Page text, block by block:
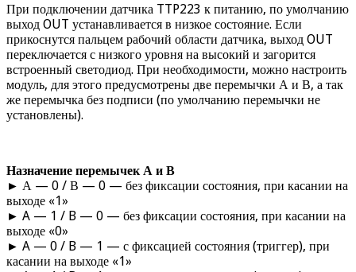
При подключении датчика TTP223 к питанию, по умолчанию
выход OUT устанавливается в низкое состояние. Если
прикоснутся пальцем рабочий области датчика, выход OUT
переключается с низкого уровня на высокий и загорится
встроенный светодиод. При необходимости, можно настроить
модуль, для этого предусмотрены две перемычки А и В, а так
же перемычка без подписи (по умолчанию перемычки не
установлены).
Назначение перемычек А и В
► А — 0 / В — 0 — без фиксации состояния, при касании на
выходе «1»
► A — 1 / B — 0 — без фиксации состояния, при касании на
выходе «0»
► A — 0 / B — 1 — с фиксацией состояния (триггер), при
касании на выходе «1»